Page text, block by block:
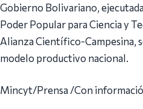
Gobierno Bolivariano,
Poder Popular para Ciencia y
Alianza Científico-Campesina,
modelo productivo nacional.
Mincyt/Prensa /Con